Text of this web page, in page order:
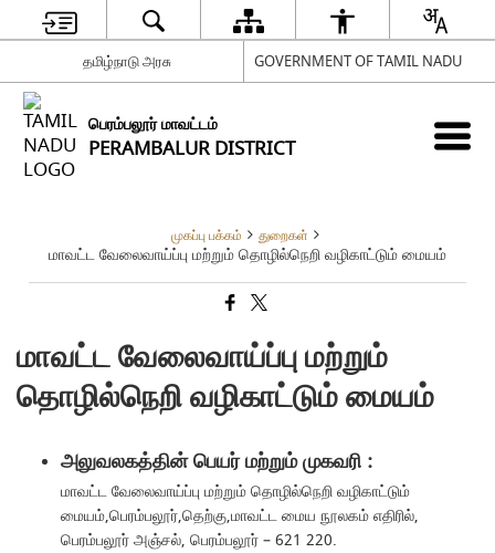
தமிழ்நாடு அரசு GOVERNMENT OF TAMIL NADU
பெரம்பலூர் மாவட்டம்
PERAMBALUR DISTRICT
முகப்பு பக்கம் துறைகள்
மாவட்ட வேலைவாய்ப்பு மற்றும் தொழில்நெறி வழிகாட்டும் மையம்
மாவட்ட வேலைவாய்ப்பு மற்றும்
தொழில்நெறி வழிகாட்டும் மையம்
அலுவலகத்தின் பெயர் மற்றும் முகவரி :
மாவட்ட வேலைவாய்ப்பு மற்றும் தொழில்நெறி வழிகாட்டும்
மையம்,பெரம்பலூர்,தெற்கு,மாவட்ட மைய நூலகம் எதிரில்,
பெரம்பலூர் அஞ்சல், பெரம்பலூர் – 621 220.